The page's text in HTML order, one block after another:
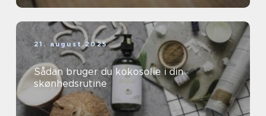
21. august 2025
Sådan bruger du kokosolie i din
skønhedsrutine